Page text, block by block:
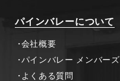
パインバレーについて
会社概要
パインバレー メンバーズ
よくある質問